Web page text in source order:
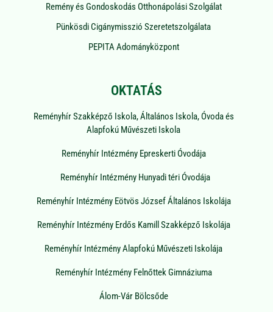
Remény és Gondoskodás Otthonápolási Szolgálat
Pünkösdi Cigánymisszió Szeretetszolgálata
PEPITA Adományközpont
OKTATÁS
Reményhír Szakképző Iskola, Általános Iskola, Óvoda és
Alapfokú Művészeti Iskola
Reményhír Intézmény Epreskerti Óvodája
Reményhír Intézmény Hunyadi téri Óvodája
Reményhír Intézmény Eötvös József Általános Iskolája
Reményhír Intézmény Erdős Kamill Szakképző Iskolája
Reményhír Intézmény Alapfokú Művészeti Iskolája
Reményhír Intézmény Felnőttek Gimnáziuma
Álom-Vár Bölcsőde